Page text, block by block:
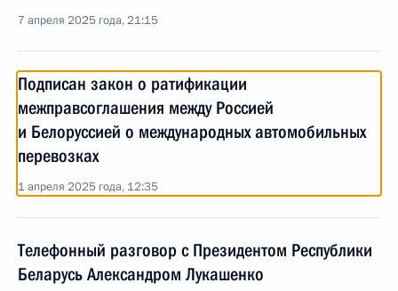
7 апреля 2025 года, 21:15
Подписан закон о ратификации
межправсоглашения между Россией
и Белоруссией о международных автомобильных
перевозках
1 апреля 2025 года, 12:35
Телефонный разговор с Президентом Республики
Беларусь Александром Лукашенко